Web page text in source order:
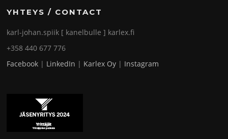
YHTEYS / CONTACT
karl-johan.spiik [ kanelbulle ] karlex.fi
+358 440 677 776
Facebook | LinkedIn | Karlex Oy | Instagram